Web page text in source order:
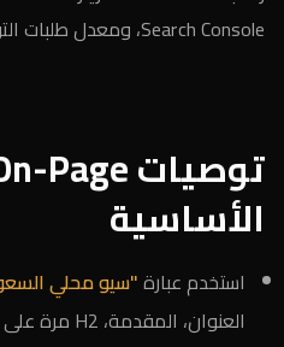
Search Console، ومعدل طلبات التواصل من صفحات المدن.
الأساسية
استخدم عبارة"سيو محلي
العنوان، المقدمة، H2 مرة على الأقل، والخلاصة.